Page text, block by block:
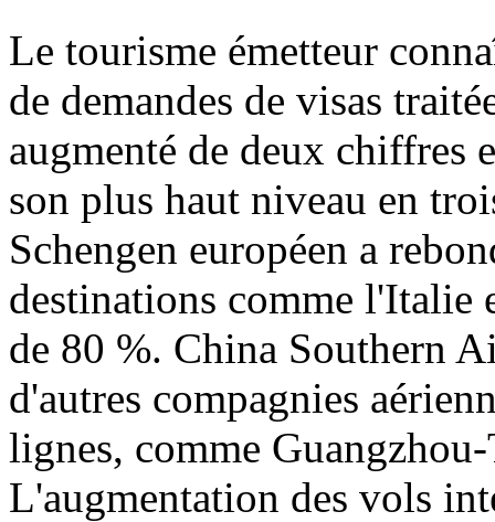
Le tourisme émetteur
de demandes de visas
augmenté de deux chiffres
son plus haut niveau en
Schengen européen a
destinations comme l'Italie
de 80 %. China Southern
d'autres compagnies
lignes, comme
L'augmentation des vols